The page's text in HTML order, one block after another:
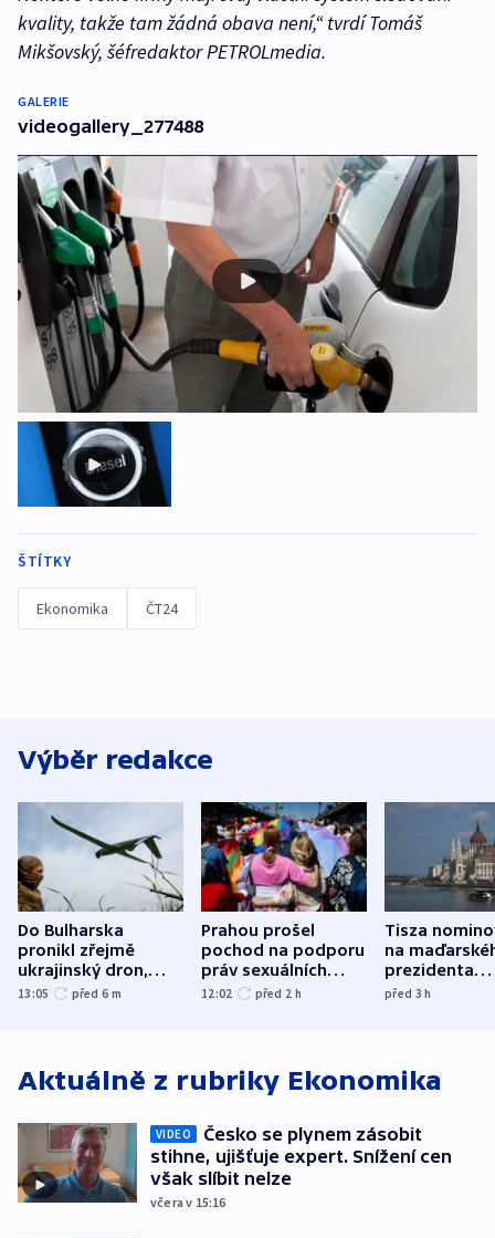
kvality, takže tam žádná obava není,“tvrdí Tomáš
Mikšovský, šéfredaktor PETROLmedia.
GALERIE
videogallery_277488
ŠTÍTKY
Ekonomika ČT24
Výběr redakce
Do Bulharska
pronikl zřejmě
ukrajinský dron,
explodoval kilometr
13:05 před 6 m
Prahou prošel
pochod na podporu
práv sexuálních
menšin
12:02 před 2 h
Tisza
na
prezidenta
bývalého
před 3h
Aktuálně z rubriky Ekonomika
VIDEO
Česko se plynem zásobit
stihne, ujišťuje expert. Snížení cen
však slíbit nelze
včera v 15:16